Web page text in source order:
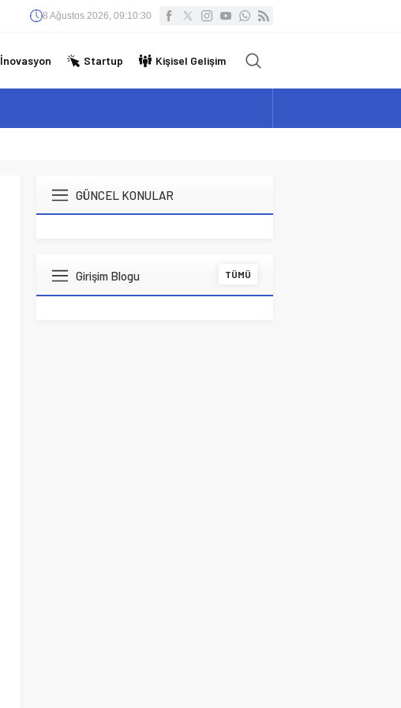
8 Ağustos 2026, 09:10:30
İnovasyon Startup Kişisel Gelişim
GÜNCEL KONULAR
Girişim Blogu TÜMÜ